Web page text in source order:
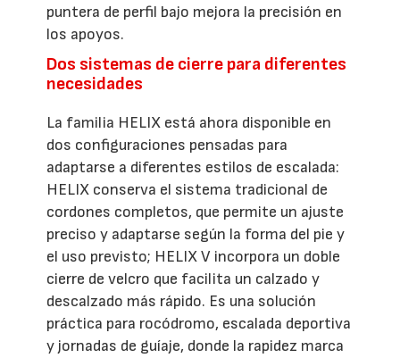
puntera de perfil bajo mejora la precisión en
los apoyos.
Dos sistemas de cierre para diferentes
necesidades
La familia HELIX está ahora disponible en
dos configuraciones pensadas para
adaptarse a diferentes estilos de escalada:
HELIX conserva el sistema tradicional de
cordones completos, que permite un ajuste
preciso y adaptarse según la forma del pie y
el uso previsto; HELIX V incorpora un doble
cierre de velcro que facilita un calzado y
descalzado más rápido. Es una solución
práctica para rocódromo, escalada deportiva
y jornadas de guíaje, donde la rapidez marca